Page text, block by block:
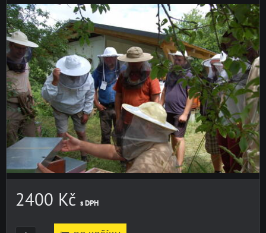
2400 Kč s DPH